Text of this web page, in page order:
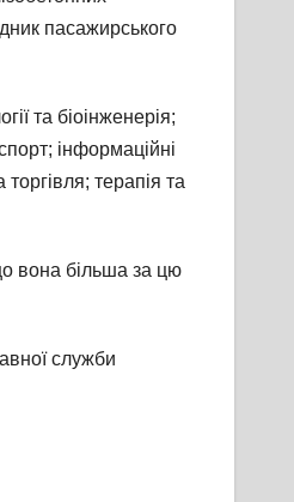
пасажирського
та біоінженерія;
інформаційні
терапія та
вона більша за цю
служби